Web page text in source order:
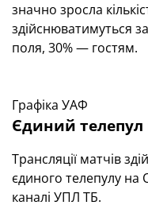
значно зросла
здійснюватимуться
поля, 30% — гостям.
Графіка УАФ
Єдиний телепул
Трансляції матчів
єдиного телепулу на
каналі УПЛ ТБ.